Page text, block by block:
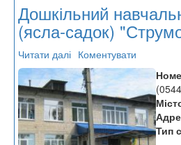
Дошкільний
(ясла-садок)
Читати далі про
Дошкільний
навчальний
заклад
(ясла-
садок)
"Струмочок"
Коментувати
Тип